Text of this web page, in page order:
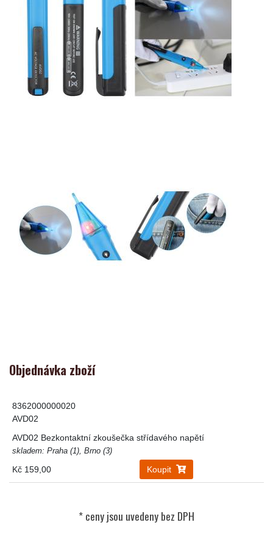
Objednávka zboží
8362000000020
AVD02
AVD02 Bezkontaktní zkoušečka střídavého napětí
skladem: Praha (1), Brno (3)
Kč 159,00 Koupit